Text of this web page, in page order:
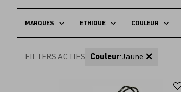
MARQUES ETHIQUE COULEUR
FILTERS ACTIFS Couleur:Jaune